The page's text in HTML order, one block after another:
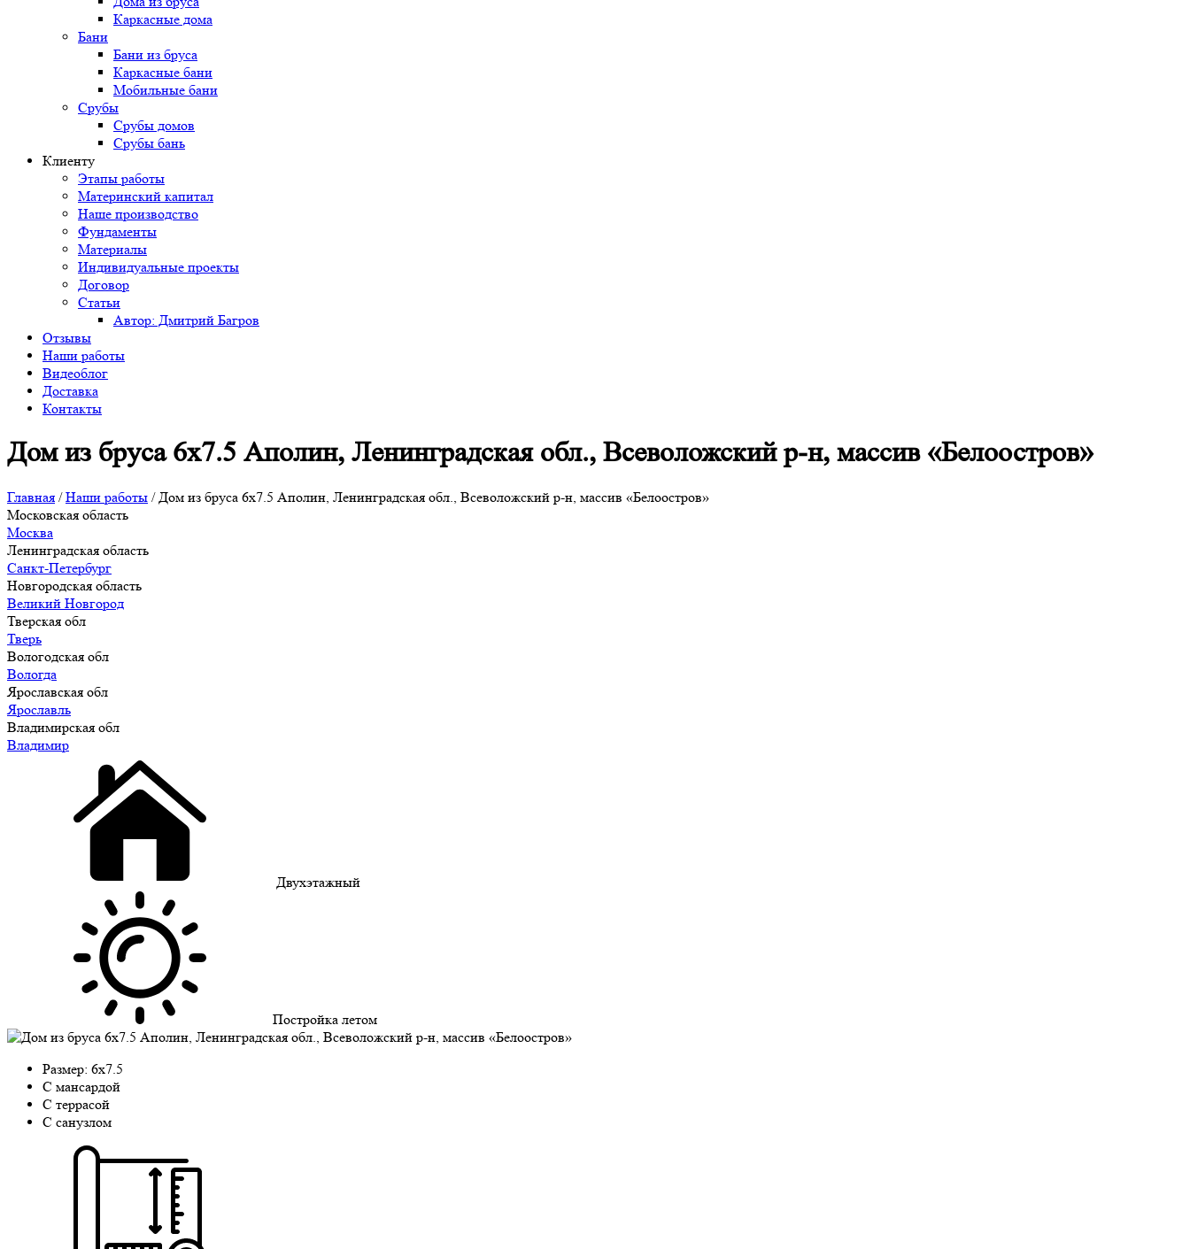
Каркасные дома
Бани
Бани из бруса
Каркасные бани
Мобильные бани
Срубы
Срубы домов
Срубы бань
Клиенту
Этапы работы
Материнский капитал
Наше производство
Фундаменты
Материалы
Индивидуальные проекты
Договор
Статьи
Автор: Дмитрий Багров
Отзывы
Наши работы
Видеоблог
Доставка
Контакты
Дом из бруса 6х7.5 Аполин, Ленинградская обл., Всеволожский р-н, массив «Белоостров»
Главная /Наши работы /Дом из бруса 6х7.5 Аполин, Ленинградская обл., Всеволожский р-н, массив «Белоостров»
Московская область
Москва
Ленинградская область
Санкт-Петербург
Новгородская область
Великий Новгород
Тверская обл
Тверь
Вологодская обл
Вологда
Ярославская обл
Ярославль
Владимирская обл
Владимир
Двухэтажный
Постройка летом
Размер: 6х7.5
C мансардой
C террасой
С санузлом